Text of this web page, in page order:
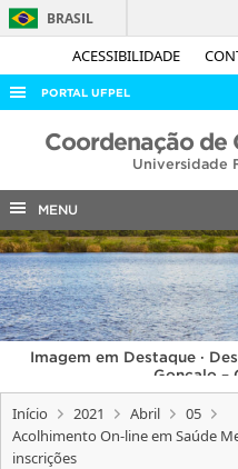
ACESSIBILIDADE
BRASIL
PORTAL UFPEL
ACESSO À INFORMAÇÃO
COBALTO
CONCURSOS
EDITAIS
INTERNACIONAL
OUVIDORIA
PORTARIAS
TELEFONES
Coordenação de
Universidade
MENU
Imagem em Destaque ·
Gonçalo –
Início 2021 Abril
05
Acolhimento On-line em Saúde
inscrições